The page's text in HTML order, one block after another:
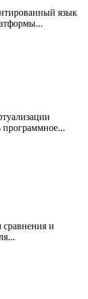
язык
программное...
сравнения и